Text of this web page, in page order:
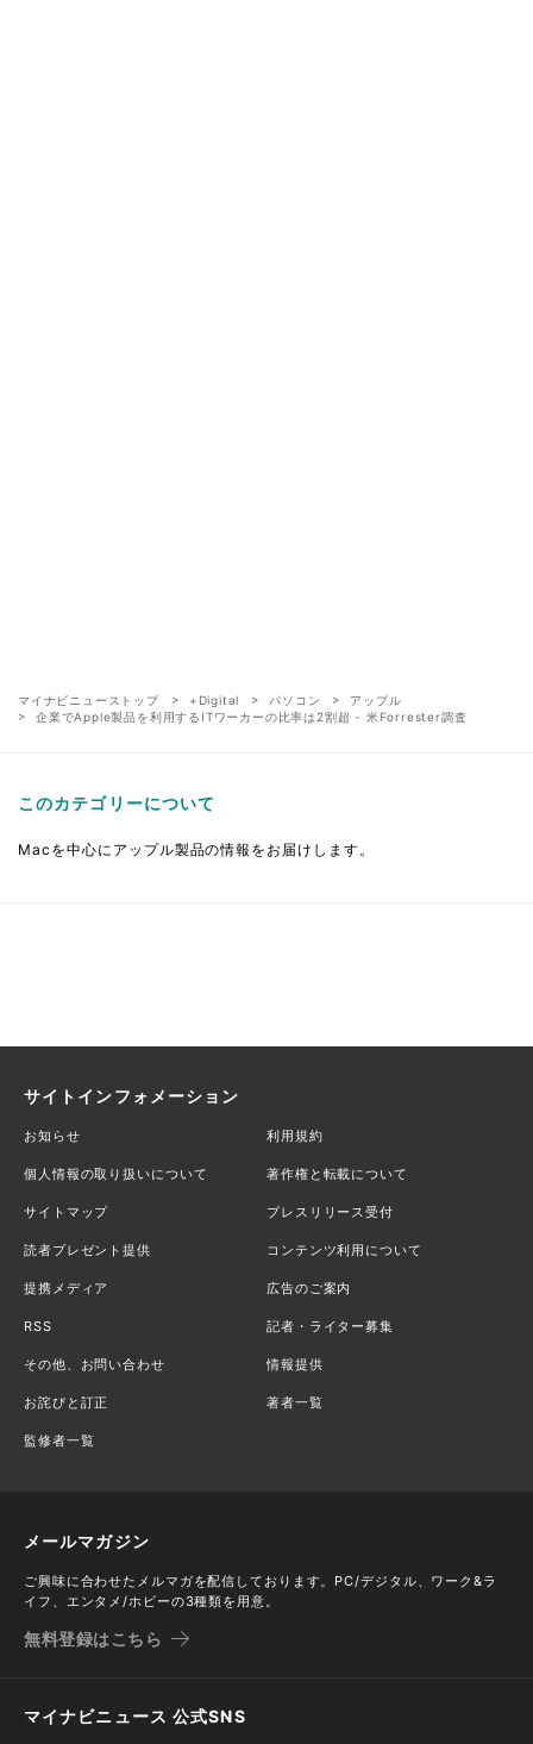
マイナビニューストップ +Digital パソコン
アップル
企業でApple製品を利用するITワーカーの比率は2割超 - 米Forrester調査
このカテゴリーについて
Macを中心にアップル製品の情報をお届けします。
サイトインフォメーション
お知らせ 利用規約
個人情報の取り扱いについて 著作権と転載について
サイトマップ プレスリリース受付
読者プレゼント提供 コンテンツ利用について
提携メディア 広告のご案内
RSS 記者・ライター募集
その他、お問い合わせ 情報提供
お詫びと訂正 著者一覧
監修者一覧
メールマガジン
ご興味に合わせたメルマガを配信しております。PC/デジタル、ワーク&ラ
イフ、エンタメ/ホビーの3種類を用意。
無料登録はこちら
マイナビニュース 公式SNS